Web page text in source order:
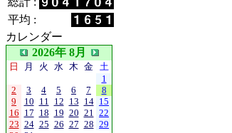
平均 :
カレンダー
2026年 8月
日 月 火 水 木 金 土
1
2
3 4 5 6 7
8
9
10 11 12 13 14 15
16 17 18 19 20 21 22
23 24 25 26 27 28 29